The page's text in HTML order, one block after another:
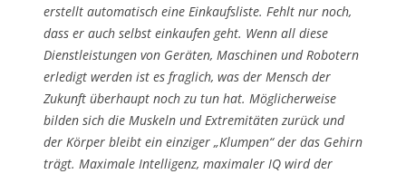
erstellt automatisch eine Einkaufsliste. Fehlt nur noch,
dass er auch selbst einkaufen geht. Wenn all diese
Dienstleistungen von Geräten, Maschinen und Robotern
erledigt werden ist es fraglich, was der Mensch der
Zukunft überhaupt noch zu tun hat. Möglicherweise
bilden sich die Muskeln und Extremitäten zurück und
der Körper bleibt ein einziger „Klumpen“ der das Gehirn
trägt. Maximale Intelligenz, maximaler IQ wird der